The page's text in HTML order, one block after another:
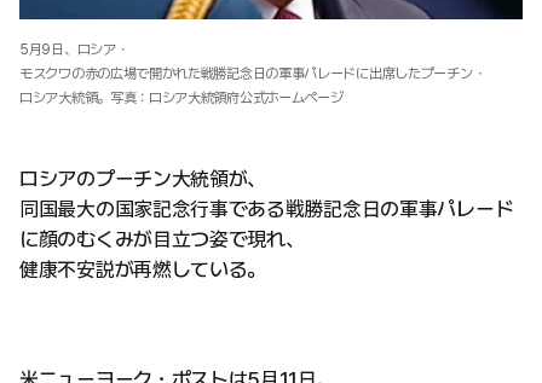
5月9日、ロシア・
モスクワの赤の広場で開かれた戦勝記念日の軍事パレードに出席したプーチン・
ロシア大統領。写真：ロシア大統領府公式ホームページ
ロシアのプーチン大統領が、
同国最大の国家記念行事である戦勝記念日の軍事パレード
に顔のむくみが目立つ姿で現れ、
健康不安説が再燃している。